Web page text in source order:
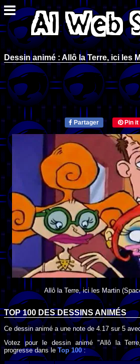
Dessin animé : Allô la Terre, ici les
Partager Pin it
Allô la Terre, ici les Martin
TOP 100 DESDESSINS ANIMÉS
Ce dessin animé a une note de4.17 sur 5
Votez pour le dessin animé "Allô la
progresse dans leTop 100: